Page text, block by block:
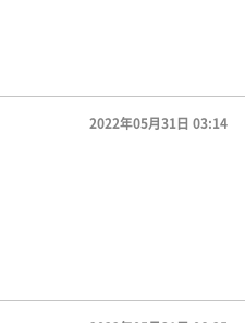
2022年05月31日 03:14